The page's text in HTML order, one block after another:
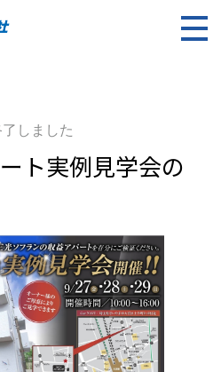
しました
ト実例見学会の